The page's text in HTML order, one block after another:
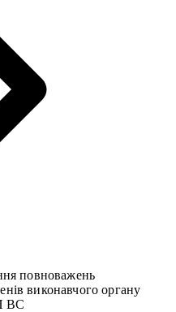
повноважень
виконавчого органу
ВС